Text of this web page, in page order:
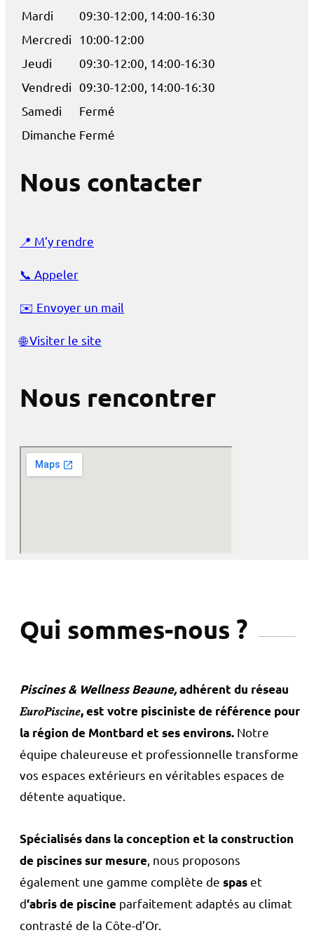
Mardi
09:30-12:00, 14:00-16:30
Mercredi
10:00-12:00
Jeudi
09:30-12:00, 14:00-16:30
Vendredi 09:30-12:00, 14:00-16:30
Samedi
Fermé
Dimanche Fermé
Nous contacter
📍 M’y rendre
📞 Appeler
✉️ Envoyer un mail
🌐Visiter le site
Nous rencontrer
Qui sommes-nous ?
Piscines & Wellness Beaune,adhérent du réseau
𝐸𝑢𝑟𝑜𝑃𝑖𝑠𝑐𝑖𝑛𝑒, est votre pisciniste de référence pour
la région de Montbard et ses environs. Notre
équipe chaleureuse et professionnelle transforme
vos espaces extérieurs en véritables espaces de
détente aquatique.
Spécialisés dans la conception et la construction
de piscines sur mesure , nous proposons
également une gamme complète de spaset
d‘abris de piscine parfaitement adaptés au climat
contrasté de la Côte-d’Or.